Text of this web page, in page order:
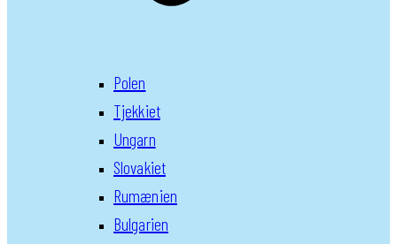
Polen
Tjekkiet
Ungarn
Slovakiet
Rumænien
Bulgarien